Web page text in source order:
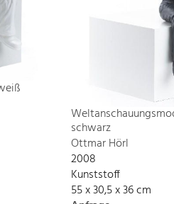
schwarz
Ottmar Hörl
2008
Kunststoff
55 x 30,5 x 36 cm